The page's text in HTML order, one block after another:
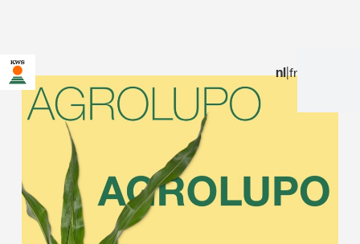
nl|fr
U bent op de KWS-website voor België. Er bestaat een
alternatieve webpagina in uw land voor deze pagina:
Wilt u nu veranderen?
VERANDER
NU
DEZE KEER NIET
VERANDEREN